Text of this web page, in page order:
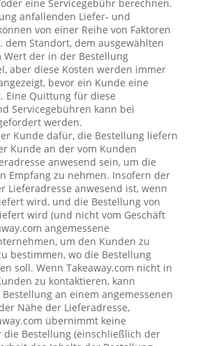
eine Servicegebühr berechnen.
anfallenden Liefer- und
von einer Reihe von Faktoren
dem Standort, dem ausgewählten
Wert der in der Bestellung
aber diese Kosten werden immer
bevor ein Kunde eine
Eine Quittung für diese
Servicegebühren kann bei
werden.
Kunde dafür, die Bestellung liefern
Kunde an der vom Kunden
anwesend sein, um die
Empfang zu nehmen. Insofern der
Lieferadresse anwesend ist, wenn
wird, und die Bestellung von
wird (und nicht vom Geschäft
angemessene
um den Kunden zu
bestimmen, wo die Bestellung
soll. Wenn Takeaway.com nicht in
zu kontaktieren, kann
Bestellung an einem angemessenen
Nähe der Lieferadresse,
übernimmt keine
Bestellung (einschließlich der